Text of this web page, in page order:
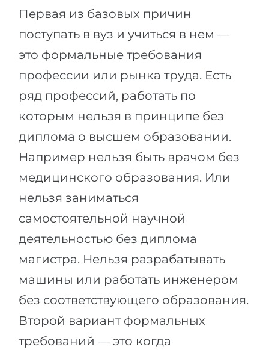
Первая из базовых причин
поступать в вуз и учиться в нем —
это формальные требования
профессии или рынка труда. Есть
ряд профессий, работать по
которым нельзя в принципе без
диплома о высшем образовании.
Например нельзя быть врачом без
медицинского образования. Или
нельзя заниматься
самостоятельной научной
деятельностью без диплома
магистра. Нельзя разрабатывать
машины или работать инженером
без соответствующего образования.
Второй вариант формальных
требований — это когда